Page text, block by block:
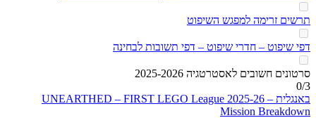
תרשים זרימה למפגש השיפוט
דפי שיפוט – חדרי שיפוט – דפי תשובות לבחינה
סרטונים חשובים לאסטרטגיה 2025-2026
0/3
באנגלית – UNEARTHED – FIRST LEGO League 2025-26
Mission Breakdown